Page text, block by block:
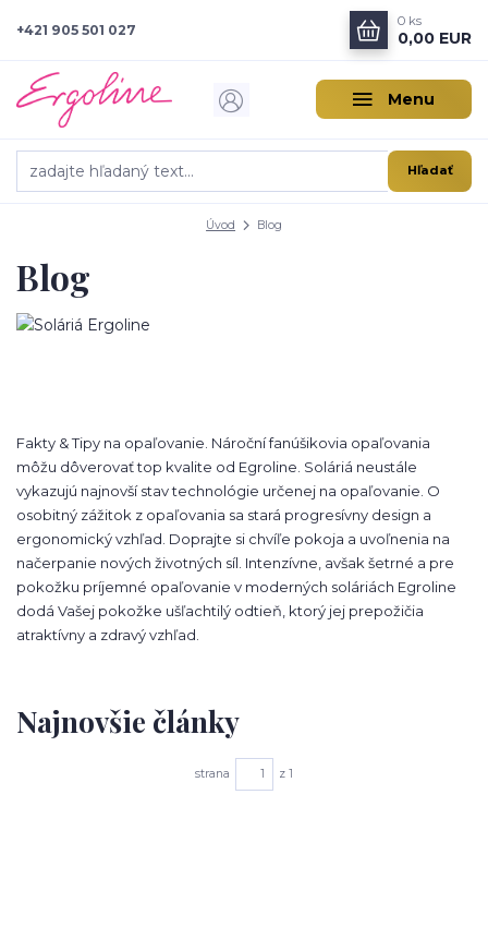
Menu
Hľadať
+421 905 501 027
0 ks
0,00 EUR
Úvod Blog
Blog
Fakty & Tipy na opaľovanie. Nároční fanúšikovia opaľovania
môžu dôverovať top kvalite od Egroline. Soláriá neustále
vykazujú najnovší stav technológie určenej na opaľovanie. O
osobitný zážitok z opaľovania sa stará progresívny design a
ergonomický vzhľad. Doprajte si chvíľe pokoja a uvoľnenia na
načerpanie nových životných síl. Intenzívne, avšak šetrné a pre
pokožku príjemné opaľovanie v moderných soláriách Egroline
dodá Vašej pokožke ušľachtilý odtieň, ktorý jej prepožičia
atraktívny a zdravý vzhľad.
Najnovšie články
strana z 1